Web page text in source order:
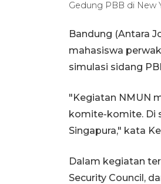
Gedung PBB di New
Bandung (Antara
mahasiswa
simulasi sidang
"Kegiatan NMUN
komite-komite. Di
Singapura," kata
Dalam kegiatan
Security Council,